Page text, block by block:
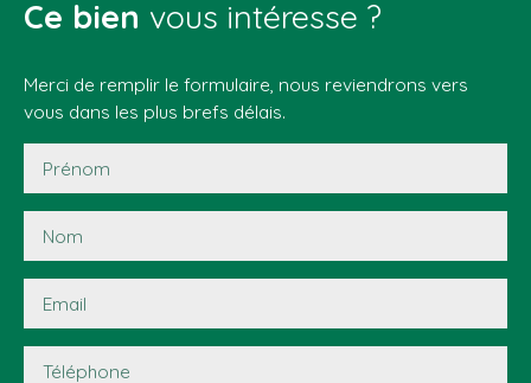
Ce bien vous intéresse ?
Merci de remplir le formulaire, nous reviendrons vers
vous dans les plus brefs délais.
Prénom
Nom
Email
Téléphone